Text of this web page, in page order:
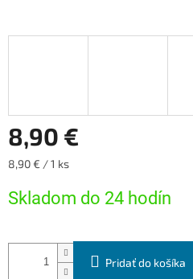
8,90 €
Jednotková
8,90 € / 1 ks
Skladom do 24 hodín
Pridať do košíka